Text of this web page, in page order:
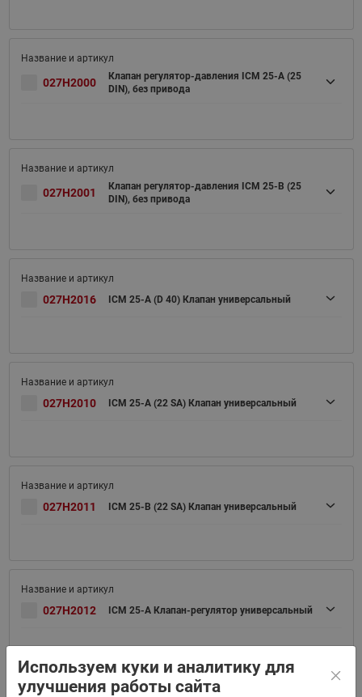
027H2000
Клапан регулятор-давления ICM 25-A (25
DIN), без привода
027H2001
Клапан регулятор-давления ICM 25-B (25
DIN), без привода
027H2016 ICM 25-A (D 40) Клапан универсальный
027H2010 ICM 25-A (22 SA) Клапан универсальный
027H2011 ICM 25-B (22 SA) Клапан универсальный
027H2012 ICM 25-A Клапан-регулятор универсальный
Используем куки и аналитику для
улучшения работы сайта